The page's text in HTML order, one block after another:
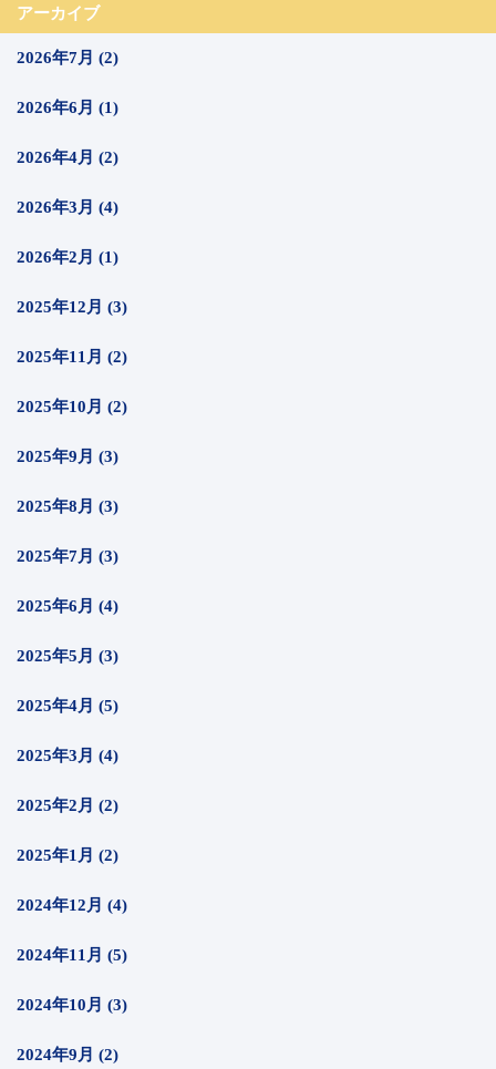
アーカイブ
2026年7月 (2)
2026年6月 (1)
2026年4月 (2)
2026年3月 (4)
2026年2月 (1)
2025年12月 (3)
2025年11月 (2)
2025年10月 (2)
2025年9月 (3)
2025年8月 (3)
2025年7月 (3)
2025年6月 (4)
2025年5月 (3)
2025年4月 (5)
2025年3月 (4)
2025年2月 (2)
2025年1月 (2)
2024年12月 (4)
2024年11月 (5)
2024年10月 (3)
2024年9月 (2)